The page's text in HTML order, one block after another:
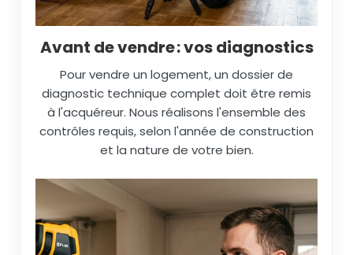
Avant de vendre : vos diagnostics
Pour vendre un logement, un dossier de
diagnostic technique complet doit être remis
à l'acquéreur. Nous réalisons l'ensemble des
contrôles requis, selon l'année de construction
et la nature de votre bien.